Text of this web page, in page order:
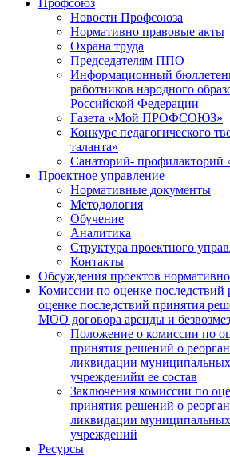
Профсоюз
Новости Профсоюза
Нормативно правовые акты
Охрана труда
Председателям ППО
Информационный
работников народного
Российской Федерации
Газета «Мой ПРОФСОЮЗ»
Конкурс педагогического
таланта»
Санаторий-
Проектное управление
Нормативные документы
Методология
Обучение
Аналитика
Структура проектного
Контакты
Обсуждения проектов
Комиссии по оценке последствий
оценке последствий принятия
МОО договора аренды и
Положение о комиссии по
принятия решений о
ликвидации муниципальных
учрежденийи ее состав
Заключения комиссии по
принятия решений о
ликвидации муниципальных
учреждений
Ресурсы